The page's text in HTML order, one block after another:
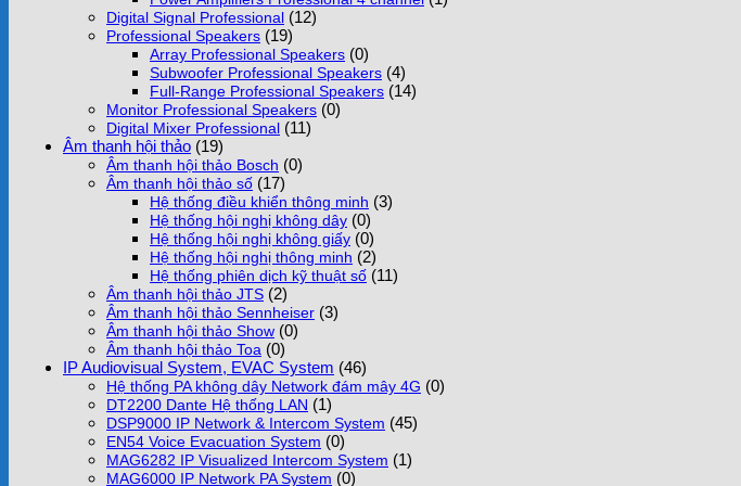
Digital Signal Professional (12)
Professional Speakers (19)
Array Professional Speakers (0)
Subwoofer Professional Speakers (4)
Full-Range Professional Speakers (14)
Monitor Professional Speakers (0)
Digital Mixer Professional (11)
Âm thanh hội thảo (19)
Âm thanh hội thảo Bosch (0)
Âm thanh hội thảo số (17)
Hệ thống điều khiển thông minh (3)
Hệ thống hội nghị không dây (0)
Hệ thống hội nghị không giấy (0)
Hệ thống hội nghị thông minh (2)
Hệ thống phiên dịch kỹ thuật số (11)
Âm thanh hội thảo JTS (2)
Âm thanh hội thảo Sennheiser (3)
Âm thanh hội thảo Show (0)
Âm thanh hội thảo Toa (0)
IP Audiovisual System, EVAC System (46)
Hệ thống PA không dây Network đám mây 4G (0)
DT2200 Dante Hệ thống LAN (1)
DSP9000 IP Network & Intercom System (45)
EN54 Voice Evacuation System (0)
MAG6282 IP Visualized Intercom System (1)
MAG6000 IP Network PA System (0)